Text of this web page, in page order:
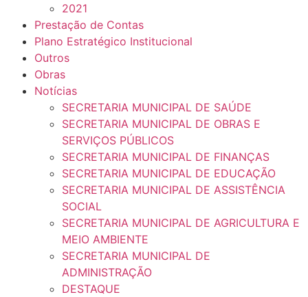
2021
Prestação de Contas
Plano Estratégico Institucional
Outros
Obras
Notícias
SECRETARIA MUNICIPAL DE SAÚDE
SECRETARIA MUNICIPAL DE OBRAS E
SERVIÇOS PÚBLICOS
SECRETARIA MUNICIPAL DE FINANÇAS
SECRETARIA MUNICIPAL DE EDUCAÇÃO
SECRETARIA MUNICIPAL DE ASSISTÊNCIA
SOCIAL
SECRETARIA MUNICIPAL DE AGRICULTURA E
MEIO AMBIENTE
SECRETARIA MUNICIPAL DE
ADMINISTRAÇÃO
DESTAQUE